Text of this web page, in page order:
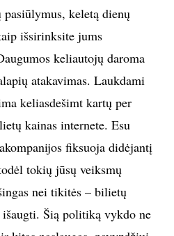
Mes taip pat galime
valymo ir draudimo
savo
pasakyti, jog skara yra
kelionės metu ja galima
naudoti kaip atramą
apie kojines – o jos
kelionės komforto.
kada palankiausia